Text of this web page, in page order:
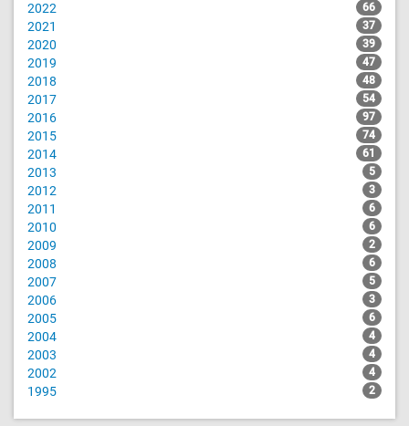
2022 66
2021 37
2020 39
2019 47
2018 48
2017 54
2016 97
2015 74
2014 61
2013 5
2012 3
2011 6
2010 6
2009 2
2008 6
2007 5
2006 3
2005 6
2004 4
2003 4
2002 4
1995 2